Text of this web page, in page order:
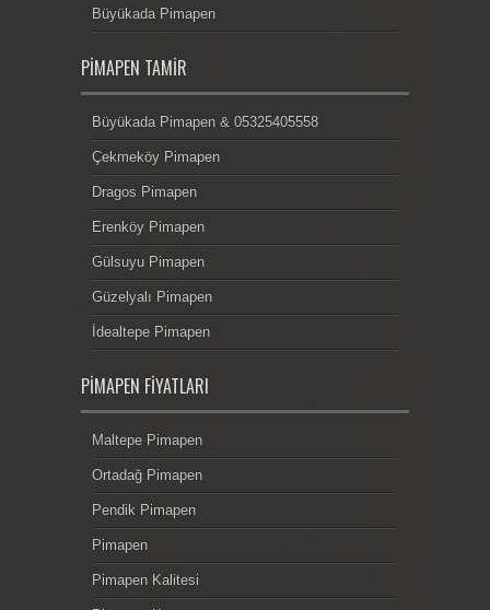
Büyükada Pimapen
PIMAPEN TAMIR
Büyükada Pimapen & 05325405558
Çekmeköy Pimapen
Dragos Pimapen
Erenköy Pimapen
Gülsuyu Pimapen
Güzelyalı Pimapen
İdealtepe Pimapen
PIMAPEN FIYATLARI
Maltepe Pimapen
Ortadağ Pimapen
Pendik Pimapen
Pimapen
Pimapen Kalitesi